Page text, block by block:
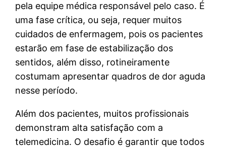
pela equipe médica responsável pelo caso. É
uma fase crítica, ou seja, requer muitos
cuidados de enfermagem, pois os pacientes
estarão em fase de estabilização dos
sentidos, além disso, rotineiramente
costumam apresentar quadros de dor aguda
nesse período.
Além dos pacientes, muitos profissionais
demonstram alta satisfação com a
telemedicina. O desafio é garantir que todos